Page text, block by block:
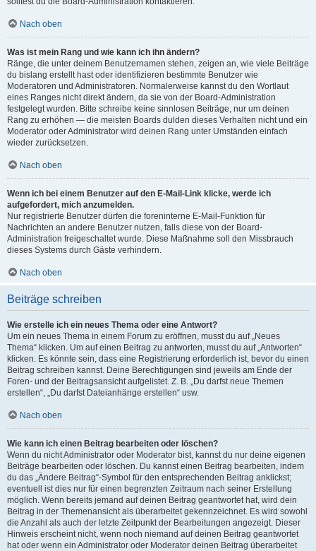
Nach oben
Was ist mein Rang und wie kann ich ihn ändern?
Ränge, die unter deinem Benutzernamen stehen, zeigen an, wie viele Beiträge
du bislang erstellt hast oder identifizieren bestimmte Benutzer wie
Moderatoren und Administratoren. Normalerweise kannst du den Wortlaut
eines Ranges nicht direkt ändern, da sie von der Board-Administration
festgelegt wurden. Bitte schreibe keine sinnlosen Beiträge, nur um deinen
Rang zu erhöhen — die meisten Boards dulden dieses Verhalten nicht und ein
Moderator oder Administrator wird deinen Rang unter Umständen einfach
wieder zurücksetzen.
Nach oben
Wenn ich bei einem Benutzer auf den E-Mail-Link klicke, werde ich
aufgefordert, mich anzumelden.
Nur registrierte Benutzer dürfen die foreninterne E-Mail-Funktion für
Nachrichten an andere Benutzer nutzen, falls diese von der Board-
Administration freigeschaltet wurde. Diese Maßnahme soll den Missbrauch
dieses Systems durch Gäste verhindern.
Nach oben
Beiträge schreiben
Wie erstelle ich ein neues Thema oder eine Antwort?
Um ein neues Thema in einem Forum zu eröffnen, musst du auf „Neues
Thema“ klicken. Um auf einen Beitrag zu antworten, musst du auf „Antworten“
klicken. Es könnte sein, dass eine Registrierung erforderlich ist, bevor du einen
Beitrag schreiben kannst. Deine Berechtigungen sind jeweils am Ende der
Foren- und der Beitragsansicht aufgelistet. Z. B. „Du darfst neue Themen
erstellen“, „Du darfst Dateianhänge erstellen“ usw.
Nach oben
Wie kann ich einen Beitrag bearbeiten oder löschen?
Wenn du nicht Administrator oder Moderator bist, kannst du nur deine eigenen
Beiträge bearbeiten oder löschen. Du kannst einen Beitrag bearbeiten, indem
du das „Ändere Beitrag“-Symbol für den entsprechenden Beitrag anklickst;
eventuell ist dies nur für einen begrenzten Zeitraum nach seiner Erstellung
möglich. Wenn bereits jemand auf deinen Beitrag geantwortet hat, wird dein
Beitrag in der Themenansicht als überarbeitet gekennzeichnet. Es wird sowohl
die Anzahl als auch der letzte Zeitpunkt der Bearbeitungen angezeigt. Dieser
Hinweis erscheint nicht, wenn noch niemand auf deinen Beitrag geantwortet
hat oder wenn ein Administrator oder Moderator deinen Beitrag überarbeitet